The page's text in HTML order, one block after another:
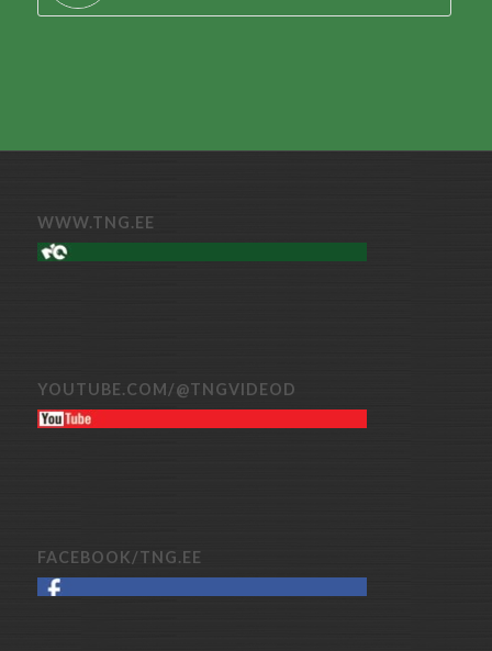
WWW.TNG.EE
YOUTUBE.COM/@TNGVIDEOD
FACEBOOK/TNG.EE